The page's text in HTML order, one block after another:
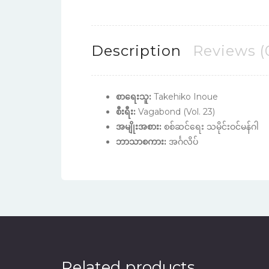
Description Reviews
စာရေးသူ: Takehiko Inoue
စီးရီး: Vagabond (Vol. 23)
အမျိုးအစား: စစ်ဆင်ရေး သမိုင်းဝင်မန်ဂါ
ဘာသာစကား: အင်္ဂလိပ်